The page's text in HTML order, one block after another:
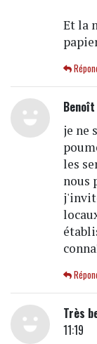
Et la
Benoît
je ne
les
nous
Très
11:19